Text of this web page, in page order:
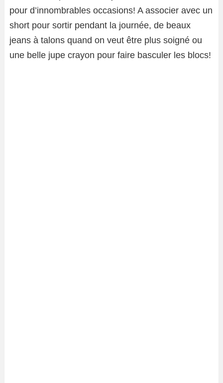
pour d’innombrables occasions! A associer avec un
short pour sortir pendant la journée, de beaux
jeans à talons quand on veut être plus soigné ou
une belle jupe crayon pour faire basculer les blocs!